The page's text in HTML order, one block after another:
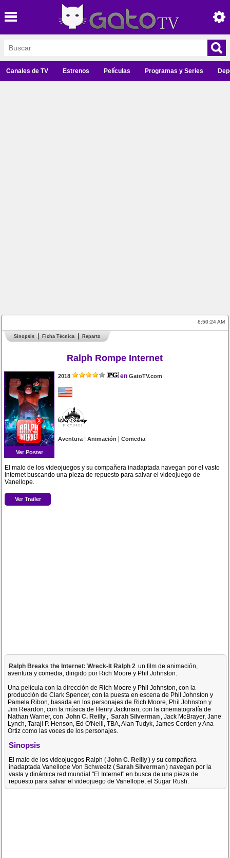
Canales de TV Estrenos Películas Programas y Series
6:50:24 AM
Sinopsis Ficha Técnica Reparto
Ralph Rompe Internet
Ver Poster
2018 en GatoTV.com
Aventura|Animación |Comedia
El malo de los videojuegos y su compañera inadaptada navegan por el vasto
internet buscando una pieza de repuesto para salvar el videojuego de
Vanellope.
Ver Trailer
Ralph Breaks the Internet: Wreck-It Ralph 2 un film de animación,
aventura y comedia, dirigido por Rich Moore y Phil Johnston.
Una película con la dirección de Rich Moore y Phil Johnston, con la
producción de Clark Spencer, con la puesta en escena de Phil Johnston y
Pamela Ribon, basada en los personajes de Rich Moore, Phil Johnston y
Jim Reardon, con la música de Henry Jackman, con la cinematografía de
Nathan Warner, con John C. Reilly , Sarah Silverman , Jack McBrayer, Jane
Lynch, Taraji P. Henson, Ed O'Neill, TBA, Alan Tudyk, James Corden y Ana
Ortiz como las voces de los personajes.
Sinopsis
El malo de los videojuegos Ralph (John C. Reilly) y su compañera
inadaptada Vanellope Von Schweetz (Sarah Silverman) navegan por la
vasta y dinámica red mundial "El Internet" en busca de una pieza de
repuesto para salvar el videojuego de Vanellope, el Sugar Rush.